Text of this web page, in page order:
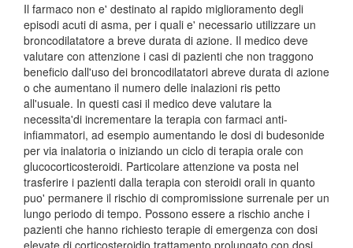
Il farmaco non e' destinato al rapido miglioramento degli
episodi acuti di asma, per i quali e' necessario utilizzare un
broncodilatatore a breve durata di azione. Il medico deve
valutare con attenzione i casi di pazienti che non traggono
beneficio dall'uso dei broncodilatatori abreve durata di azione
o che aumentano il numero delle inalazioni ris petto
all'usuale. In questi casi il medico deve valutare la
necessita'di incrementare la terapia con farmaci anti-
infiammatori, ad esempio aumentando le dosi di budesonide
per via inalatoria o iniziando un ciclo di terapia orale con
glucocorticosteroidi. Particolare attenzione va posta nel
trasferire i pazienti dalla terapia con steroidi orali in quanto
puo' permanere il rischio di compromissione surrenale per un
lungo periodo di tempo. Possono essere a rischio anche i
pazienti che hanno richiesto terapie di emergenza con dosi
elevate di corticosteroidio trattamento prolungato con dosi